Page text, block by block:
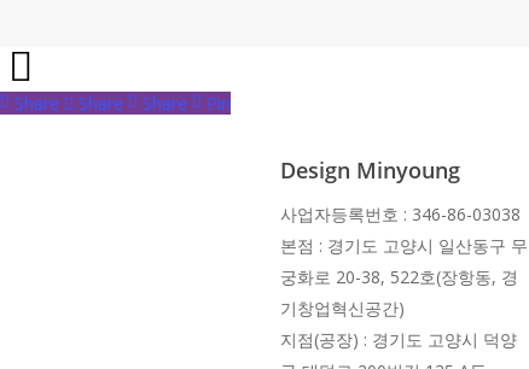
Share
Share
Share Share Pin
Design Minyoung
사업자등록번호 : 346-86-03038
본점 : 경기도 고양시 일산동구 무
궁화로 20-38, 522호(장항동, 경
기창업혁신공간)
지점(공장) : 경기도 고양시 덕양